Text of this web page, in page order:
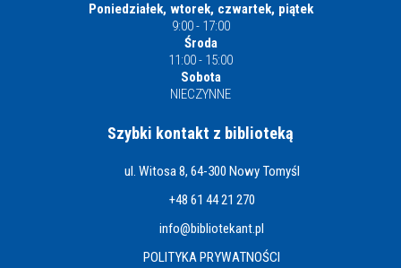
Poniedziałek, wtorek, czwartek, piątek
9:00 - 17:00
Środa
11:00 - 15:00
Sobota
NIECZYNNE
Szybki kontakt z biblioteką
ul. Witosa 8, 64-300 Nowy Tomyśl
+48 61 44 21 270
info@bibliotekant.pl
POLITYKA PRYWATNOŚCI